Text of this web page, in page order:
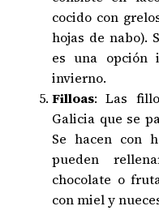
cocido con
hojas de nabo).
es una opción
invierno.
Filloas: Las
Galicia que se
Se hacen con
pueden
chocolate o
con miel y